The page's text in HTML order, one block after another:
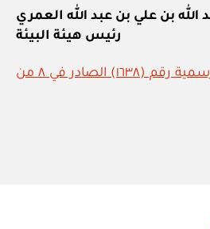
الله بن علي بن عبد الله العمري
رئيس هيئة البيئة
عدد الجريدة الرسمية رقم (١٦٣٨) الصادر في ٨ من